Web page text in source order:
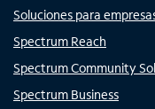
Soluciones para
Spectrum Reach
Spectrum Community
Spectrum Business